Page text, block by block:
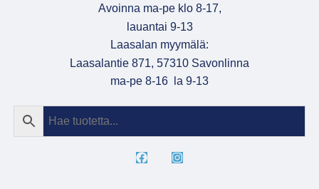
Avoinna ma-pe klo 8-17,
lauantai 9-13
Laasalan myymälä:
Laasalantie 871, 57310 Savonlinna
ma-pe 8-16 la 9-13